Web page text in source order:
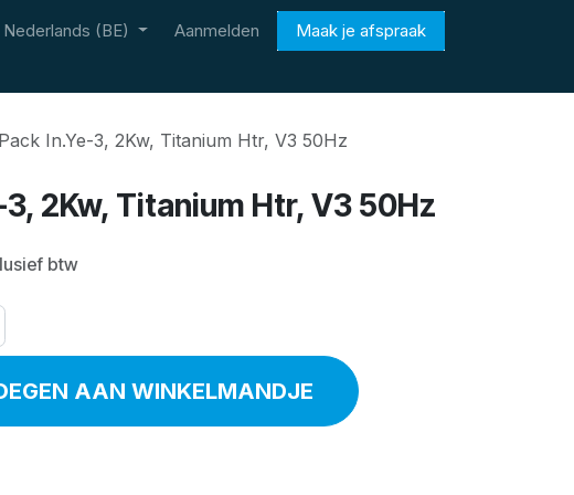
Nederlands (BE) Aanmelden Maak je afspraak
Pack In.Ye-3, 2Kw, Titanium Htr, V3 50Hz
3, 2Kw, Titanium Htr, V3 50Hz
btw
AAN WINKELMANDJE